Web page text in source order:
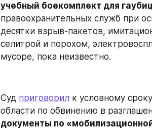
учебный боекомплект для
правоохранительных служб при
десятки взрыв-пакетов,
селитрой и порохом,
мусоре, пока неизвестно.
Суд приговорил к условному
документы по